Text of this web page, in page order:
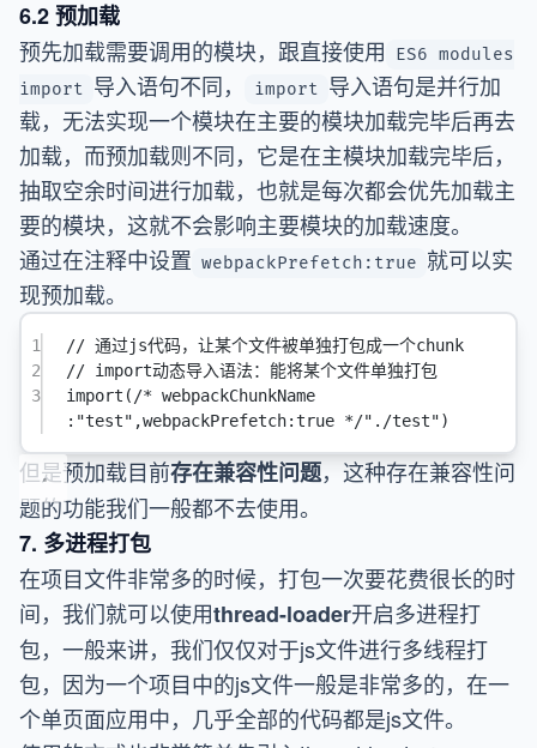
6.2 预加载
预先加载需要调用的模块，跟直接使用
ES6 modules
import 导入语句不同， import 导入语句是并行加
载，无法实现一个模块在主要的模块加载完毕后再去
加载，而预加载则不同，它是在主模块加载完毕后，
抽取空余时间进行加载，也就是每次都会优先加载主
要的模块，这就不会影响主要模块的加载速度。
通过在注释中设置 webpackPrefetch:true 就可以实
现预加载。
1
// 通过js代码，让某个文件被单独打包成一个chunk
2
// import动态导入语法：能将某个文件单独打包
3
import ( /* webpackChunkName
:"test",webpackPrefetch:true */"./test")
但是预加载目前存在兼容性问题，这种存在兼容性问
题的功能我们一般都不去使用。
7. 多进程打包
在项目文件非常多的时候，打包一次要花费很长的时
间，我们就可以使用thread-loader开启多进程打
包，一般来讲，我们仅仅对于js文件进行多线程打
包，因为一个项目中的js文件一般是非常多的，在一
个单页面应用中，几乎全部的代码都是js文件。